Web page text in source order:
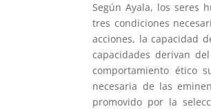
Según Ayala, los seres
tres condiciones
acciones, la capacidad
capacidades derivan
comportamiento ético
necesaria de las
promovido por la